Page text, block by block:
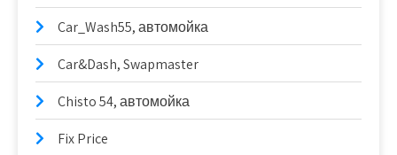
Car_Wash55, автомойка
Car&Dash, Swapmaster
Chisto 54, автомойка
Fix Price